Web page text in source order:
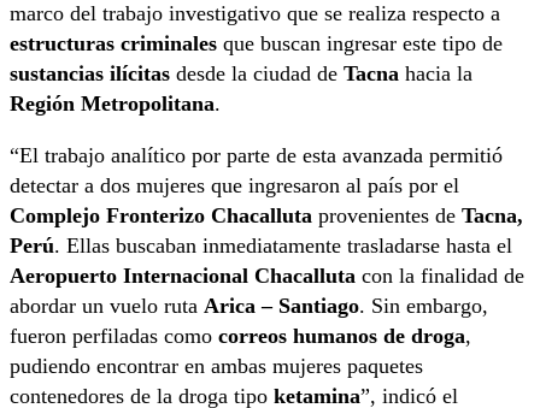
marco del trabajo investigativo que se realiza respecto a
estructuras criminales que buscan ingresar este tipo de
sustancias ilícitas desde la ciudad de Tacna hacia la
Región Metropolitana.
“El trabajo analítico por parte de esta avanzada permitió
detectar a dos mujeres que ingresaron al país por el
Complejo Fronterizo Chacalluta provenientes de Tacna,
Perú. Ellas buscaban inmediatamente trasladarse hasta el
Aeropuerto Internacional Chacalluta con la finalidad de
abordar un vuelo ruta Arica – Santiago. Sin embargo,
fueron perfiladas como correos humanos de droga,
pudiendo encontrar en ambas mujeres paquetes
contenedores de la droga tipo ketamina”, indicó el